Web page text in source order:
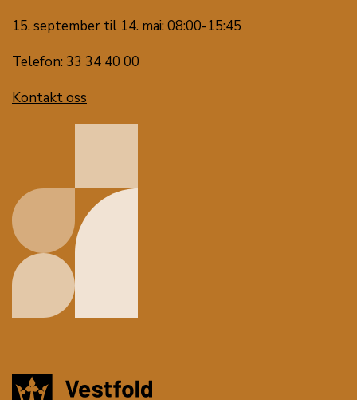
15. september til 14. mai: 08:00-15:45
Telefon: 33 34 40 00
Kontakt oss